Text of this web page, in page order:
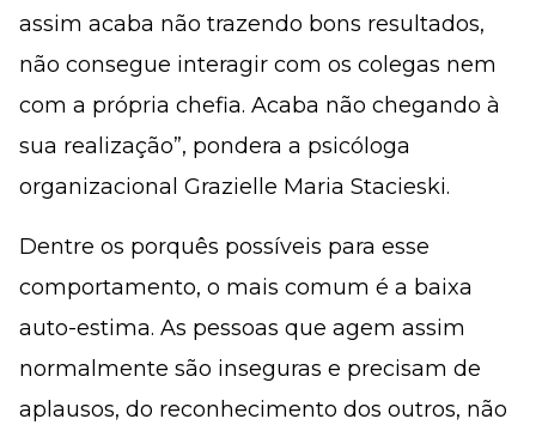
assim acaba não trazendo bons resultados,
não consegue interagir com os colegas nem
com a própria chefia. Acaba não chegando à
sua realização”, pondera a psicóloga
organizacional Grazielle Maria Stacieski.
Dentre os porquês possíveis para esse
comportamento, o mais comum é a baixa
auto-estima. As pessoas que agem assim
normalmente são inseguras e precisam de
aplausos, do reconhecimento dos outros, não